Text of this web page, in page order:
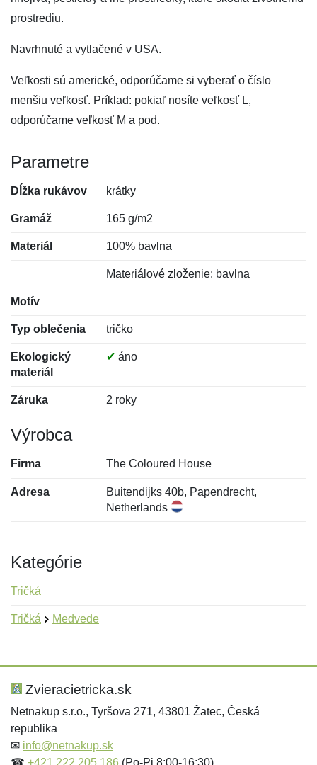
prostrediu.
Navrhnuté a vytlačené v USA.
Veľkosti sú americké, odporúčame si vyberať o číslo
menšiu veľkosť. Príklad: pokiaľ nosíte veľkosť L,
odporúčame veľkosť M a pod.
Parametre
Dĺžka rukávov krátky
Gramáž 165 g/m2
Materiál 100% bavlna
Materiálové zloženie: bavlna
Motív
Typ oblečenia tričko
Ekologický
materiál
✔ áno
Záruka 2 roky
Výrobca
Firma The Coloured House
Adresa
Buitendijks 40b, Papendrecht,
Netherlands
Kategórie
Tričká
Tričká Medvede
Hodnotenie:
Meno:*
Meno:
E-mail:*
Zvieracietricka.sk
Netnakup s.r.o., Tyršova 271, 43801 Žatec, Česká
republika
✉ info@netnakup.sk
☎ +421 222 205 186 (Po-Pi 8:00-16:30)